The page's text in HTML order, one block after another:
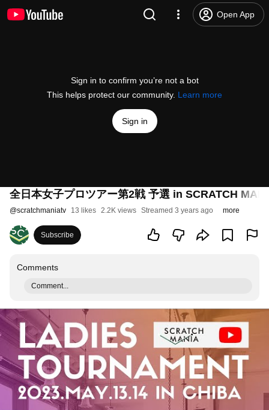
Open App
Sign in to confirm you’re not a bot
This helps protect our community. Learn more
Sign in
全日本女子プロツアー第2戦 予選 in SCRATCH
@scratchmaniatv 13 likes 2.2K views Streamed 3 years ago more
Subscribe
Comments
Comment...